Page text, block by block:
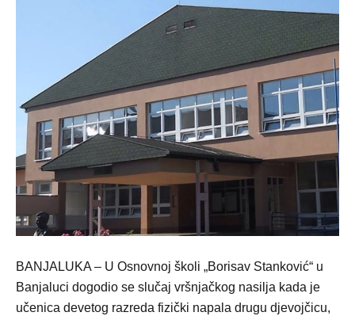
BANJALUKA – U Osnovnoj školi „Borisav Stanković“ u
Banjaluci dogodio se slučaj vršnjačkog nasilja kada je
učenica devetog razreda fizički napala drugu djevojčicu,